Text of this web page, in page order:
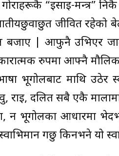
“इसाई-मन्त्र”
जीवित रहेको
बजाए | आफुनै उभिएर
रुपमा आफ्नै मौलिकता
भूगोलबाट माथि उठेर
राई, दलित सबै एकै
न भूगोलका आधारमा
गर्छु किनभने यो